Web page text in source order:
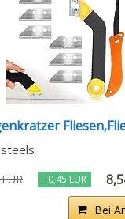
−0,45 EUR
Bei